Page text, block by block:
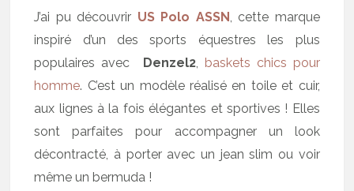
J’ai pu découvrir US Polo ASSN, cette marque
inspiré d’un des sports équestres les plus
populaires avec Denzel2, baskets chics pour
homme. C’est un modèle réalisé en toile et cuir,
aux lignes à la fois élégantes et sportives ! Elles
sont parfaites pour accompagner un look
décontracté, à porter avec un jean slim ou voir
même un bermuda !